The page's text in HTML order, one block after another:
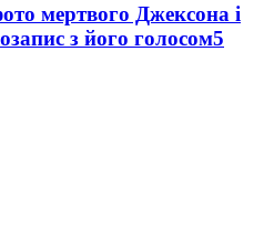
мертвого Джексона і
з його голосом5